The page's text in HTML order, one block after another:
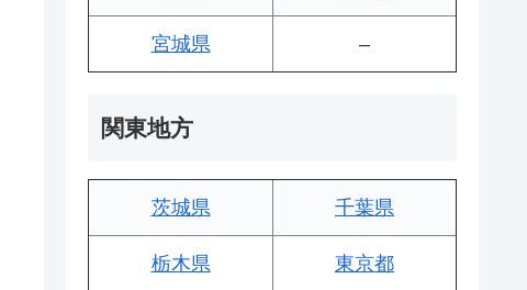
宮城県 –
関東地方
茨城県 千葉県
栃木県 東京都